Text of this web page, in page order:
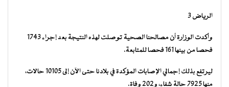
الرياض 3
وأكدت الوزارة أن مصالحنا الصحية توصلت لهذه النتيجة بعد إجراء 1743
فحصا من بينها 161 فحصا للمتابعة.
ليرتفع بذلك إجمالي الإصابات المؤكدة في بلادنا حتى الآن إلى 10105 حالات،
منها 7925 حالة شفاء، و202 وفاة.